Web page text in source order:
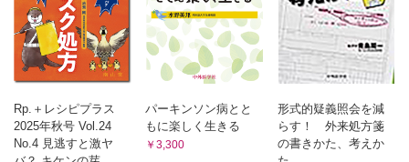
Rp.＋レシピプラス
2025年秋号 Vol.24
No.4 見逃すと激ヤ
パーキンソン病とと
もに楽しく生きる
￥3,300
形式的疑義照会を減
らす！ 外来処方箋
の書きかた、考えか